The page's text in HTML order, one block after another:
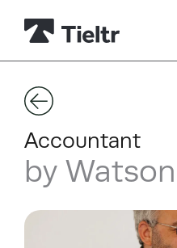
Accountant
by Watson